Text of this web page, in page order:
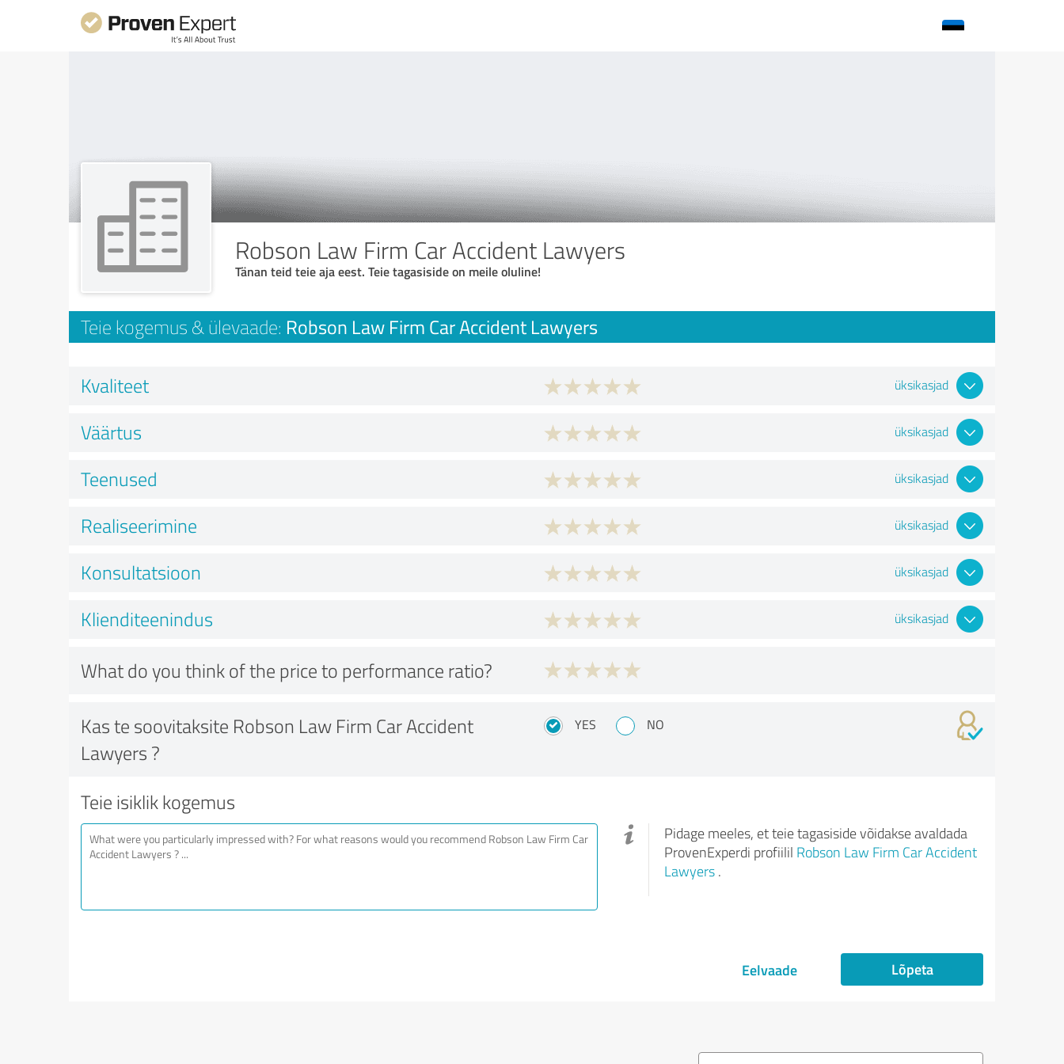
Robson Law Firm Car Accident Lawyers
Tänan teid teie aja eest. Teie tagasiside on meile oluline!
Teie kogemus & ülevaade: Robson Law Firm Car Accident Lawyers
Kvaliteet üksikasjad
Väärtus üksikasjad
Teenused üksikasjad
Realiseerimine üksikasjad
Konsultatsioon üksikasjad
Klienditeenindus üksikasjad
What do you think of the price to performance ratio?
Kas te soovitaksite Robson Law Firm Car Accident
Lawyers ?
YES NO
Teie isiklik kogemus
Pidage meeles, et teie tagasiside võidakse avaldada
ProvenExperdi profiilil Robson Law Firm Car Accident
Lawyers.
Eelvaade Lõpeta